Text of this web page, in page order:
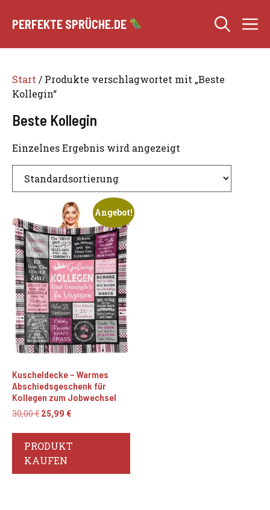
Inhalt
PERFEKTE SPRÜCHE.DE
Start / Produkte verschlagwortet mit „Beste
Kollegin“
Beste Kollegin
Einzelnes Ergebnis wird angezeigt
Angebot!
Kuscheldecke – Warmes
Abschiedsgeschenk für
Kollegen zum Jobwechsel
30,00€ Ursprünglicher
30,00 €
25,99 €Aktueller
PRODUKT
KAUFEN